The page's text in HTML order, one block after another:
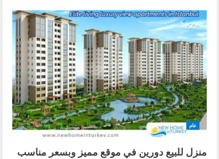
عام
منزل للبيع دورين في موقع مميز وبسعر مناسب